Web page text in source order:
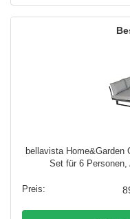
bellavista Home&Garden
Set für 6 Personen,